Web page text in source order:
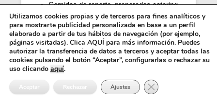
Comidas de reparto, preparadas catering.
Productos de café.
Cocinas de colegios, comedores
escolares, guarderías, parvularios.
Cocinas y comedores de residencias de
ancianos (tercera edad).
penitenciarias.
Utilizamos cookies propias y de terceros para fines analíticos y
para mostrarte publicidad personalizada en base a un perfil
elaborado a partir de tus hábitos de navegación (por ejemplo,
páginas visitadas). Clica AQUÍ para más información. Puedes
autorizar la transferencia de datos a terceros y aceptar todas las
cookies pulsando el botón “Aceptar”, configurarlas o rechazar su
uso clicando aquí.
Aceptar Rechazar Ajustes Cerrar el banner de